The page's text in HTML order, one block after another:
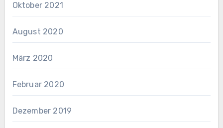
Oktober 2021
August 2020
März 2020
Februar 2020
Dezember 2019